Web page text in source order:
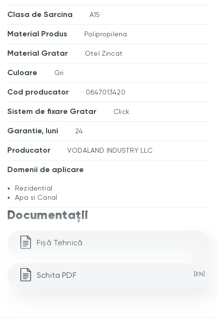
Clasa de Sarcina A15
Material Produs Polipropilena
Material Gratar Otel Zincat
Culoare Gri
Cod producator 0847013420
Sistem de fixare Gratar Click
Garantie, luni 24
Producator VODALAND INDUSTRY LLC
Domenii de aplicare
Rezidential
Apa si Canal
Documentații
Fișă Tehnică
Schita PDF [EN]